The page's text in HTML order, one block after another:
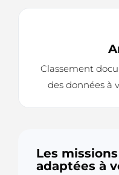
Classement
des données à
Les
adaptées à